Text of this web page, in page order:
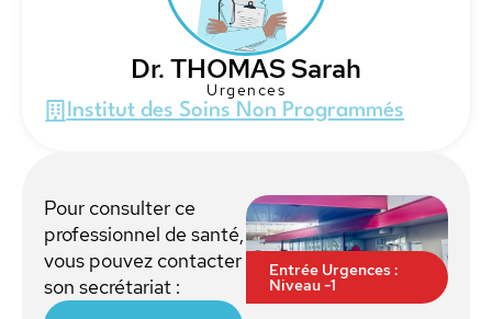
Dr. THOMAS Sarah
Urgences
Institut des Soins Non Programmés
Pour consulter ce
professionnel de santé,
vous pouvez contacter
son secrétariat :
Entrée Urgences :
Niveau -1